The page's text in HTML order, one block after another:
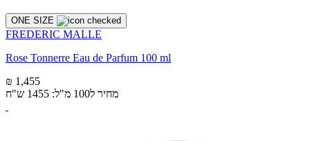
ONE SIZE
FREDERIC MALLE
Rose Tonnerre Eau de Parfum 100 ml
₪ 1,455
מחיר ל100 מ"ל: 1455 ש"ח